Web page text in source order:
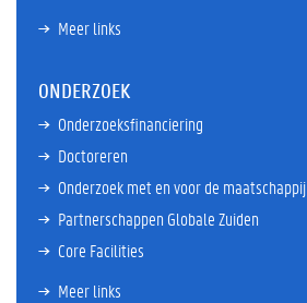
Meer links
ONDERZOEK
Onderzoeksfinanciering
Doctoreren
Onderzoek met en voor de maatschappij
Partnerschappen Globale Zuiden
Core Facilities
Meer links